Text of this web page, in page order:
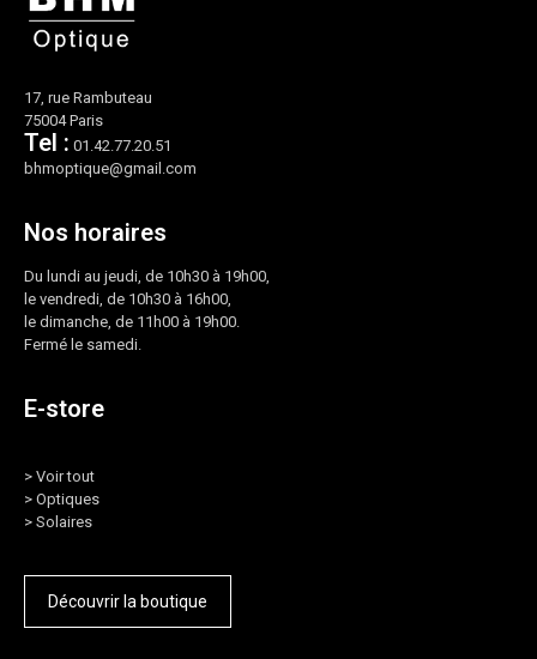
17, rue Rambuteau
75004 Paris
Tel : 01.42.77.20.51
bhmoptique@gmail.com
Nos horaires
Du lundi au jeudi, de 10h30 à 19h00,
le vendredi, de 10h30 à 16h00,
le dimanche, de 11h00 à 19h00.
Fermé le samedi.
E-store
> Voir tout
> Optiques
> Solaires
Découvrir la boutique